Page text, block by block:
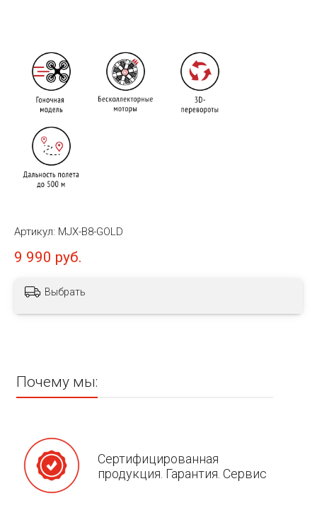
Артикул: MJX-B8-GOLD
9 990 руб.
Выбрать
Почему мы:
Сертифицированная
продукция. Гарантия. Сервис